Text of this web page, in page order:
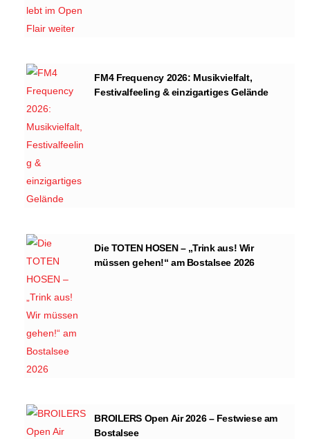
FM4 Frequency 2026: Musikvielfalt,
Festivalfeeling & einzigartiges Gelände
Die TOTEN HOSEN – „Trink aus! Wir
müssen gehen!“ am Bostalsee 2026
BROILERS Open Air 2026 – Festwiese am
Bostalsee